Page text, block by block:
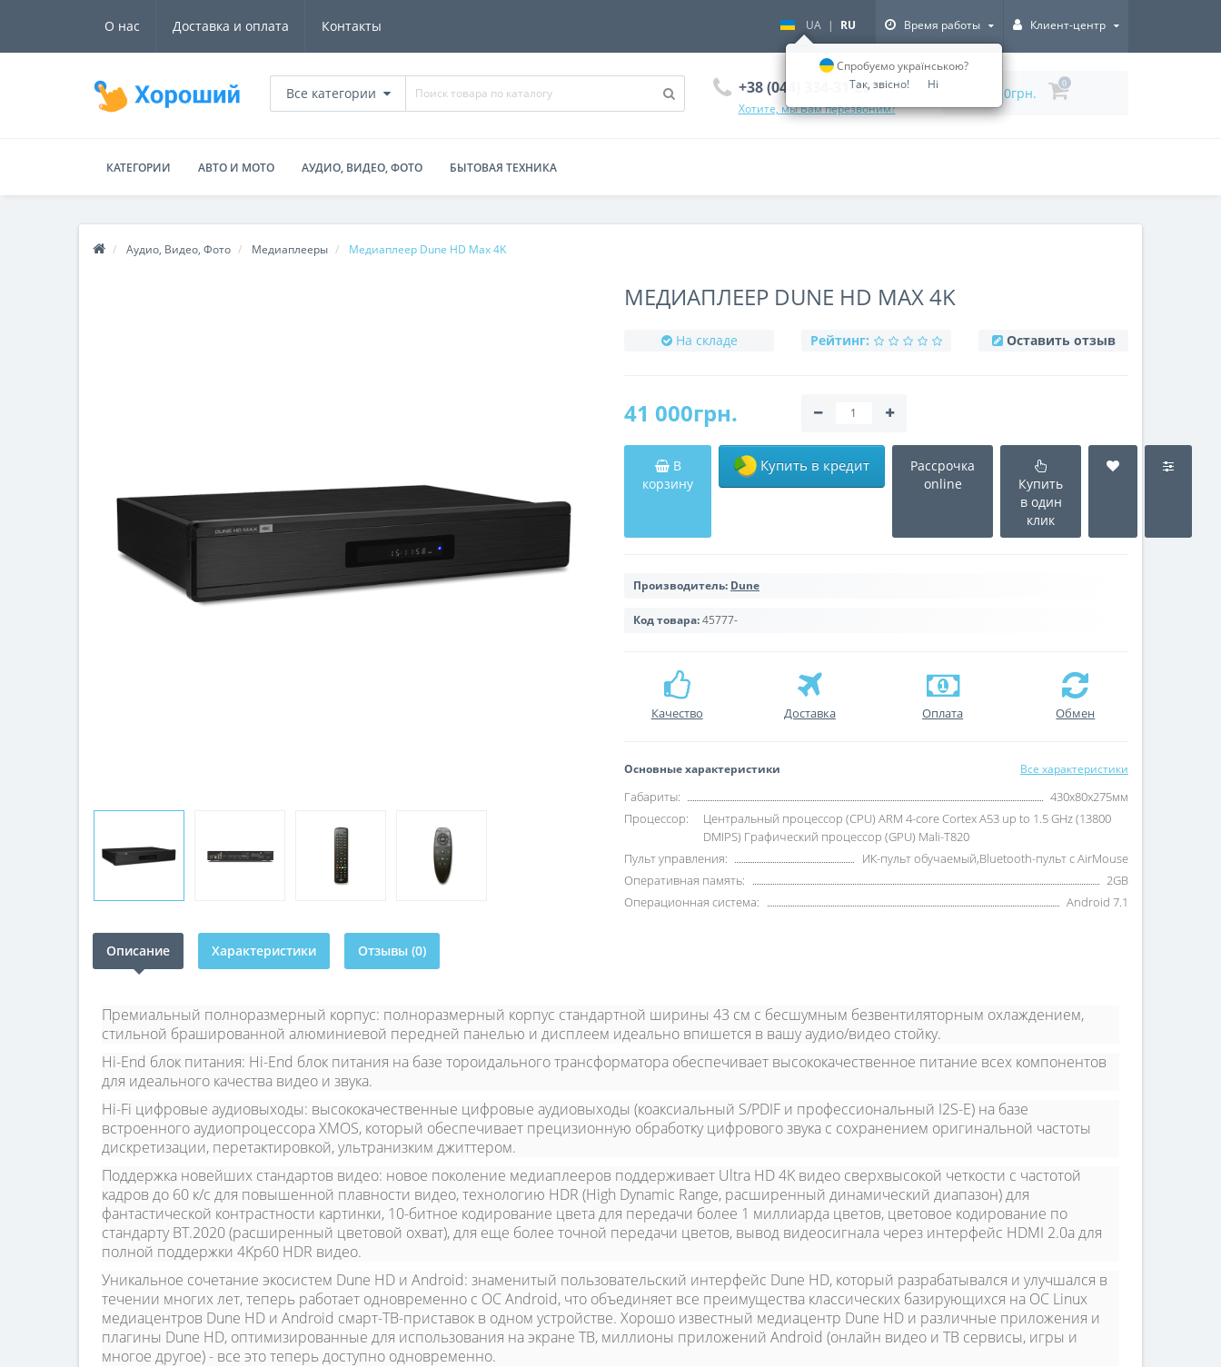
О нас Доставка и оплата Контакты UA | RU Время работы Клиент-центр
Все категории +38 (044) 334-31-20
Хотите, мы Вам перезвоним?
0грн.
0
КАТЕГОРИИ АВТО И МОТО АУДИО, ВИДЕО, ФОТО БЫТОВАЯ ТЕХНИКА
Аудио, Видео, Фото Медиаплееры Медиаплеер Dune HD Max 4K
МЕДИАПЛЕЕР DUNE HD MAX 4K
На складе Рейтинг: Оставить отзыв
41 000грн.
В
корзину
Купить в кредит
Рассрочка
online
Купить
в один
клик
Производитель: Dune
Код товара:45777-
Качество Доставка Оплата Обмен
Основные характеристики Все характеристики
Габариты:
430x80x275мм
Процессор:
Центральный процессор (CPU) ARM 4-core Cortex A53 up to 1.5 GHz (13800
DMIPS) Графический процессор (GPU) Mali-T820
Пульт управления:
ИК-пульт обучаемый,Bluetooth-пульт с AirMouse
Оперативная память:
2GB
Операционная система:
Android 7.1
Описание Характеристики Отзывы (0)
Премиальный полноразмерный корпус: полноразмерный корпус стандартной ширины 43 см с бесшумным безвентиляторным охлаждением,
стильной брашированной алюминиевой передней панелью и дисплеем идеально впишется в вашу аудио/видео стойку.
Hi-End блок питания: Hi-End блок питания на базе тороидального трансформатора обеспечивает высококачественное питание всех компонентов
для идеального качества видео и звука.
Hi-Fi цифровые аудиовыходы: высококачественные цифровые аудиовыходы (коаксиальный S/PDIF и профессиональный I2S-E) на базе
встроенного аудиопроцессора XMOS, который обеспечивает прецизионную обработку цифрового звука с сохранением оригинальной частоты
дискретизации, перетактировкой, ультранизким джиттером.
Поддержка новейших стандартов видео: новое поколение медиаплееров поддерживает Ultra HD 4K видео сверхвысокой четкости с частотой
кадров до 60 к/с для повышенной плавности видео, технологию HDR (High Dynamic Range, расширенный динамический диапазон) для
фантастической контрастности картинки, 10-битное кодирование цвета для передачи более 1 миллиарда цветов, цветовое кодирование по
стандарту BT.2020 (расширенный цветовой охват), для еще более точной передачи цветов, вывод видеосигнала через интерфейс HDMI 2.0a для
полной поддержки 4Kp60 HDR видео.
Уникальное сочетание экосистем Dune HD и Android: знаменитый пользовательский интерфейс Dune HD, который разрабатывался и улучшался в
течении многих лет, теперь работает одновременно с ОС Android, что объединяет все преимущества классических базирующихся на ОС Linux
медиацентров Dune HD и Android смарт-ТВ-приставок в одном устройстве. Хорошо известный медиацентр Dune HD и различные приложения и
плагины Dune HD, оптимизированные для использования на экране ТВ, миллионы приложений Android (онлайн видео и ТВ сервисы, игры и
многое другое) - все это теперь доступно одновременно.
Спробуємо українською?
Так, звісно!
Ні